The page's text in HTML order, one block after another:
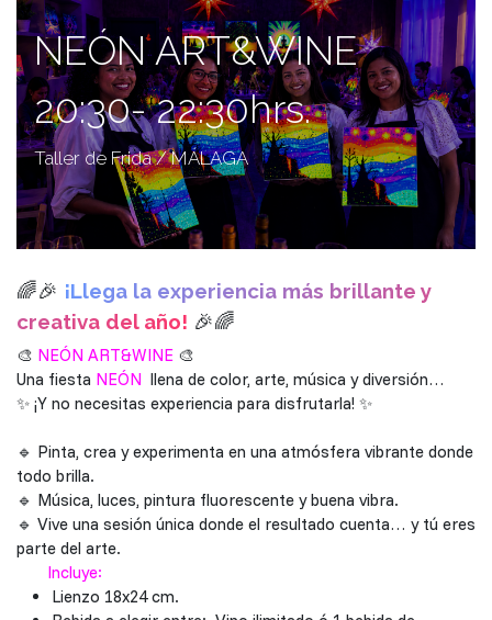
NEÓN ART&WINE
20:30- 22:30hrs.
Taller de Frida / MÁLAGA
🌈🎉 ¡Llega la experiencia más brillante y
creativa del año! 🎉🌈
🎨 NEÓN ART&WINE 🎨
Una fiesta NEÓN llena de color, arte, música y diversión…
✨ ¡Y no necesitas experiencia para disfrutarla! ✨
🔹 Pinta, crea y experimenta en una atmósfera vibrante donde
todo brilla.
🔹 Música, luces, pintura fluorescente y buena vibra.
🔹 Vive una sesión única donde el resultado cuenta… y tú eres
parte del arte.
Incluye:
Lienzo 18x24 cm.